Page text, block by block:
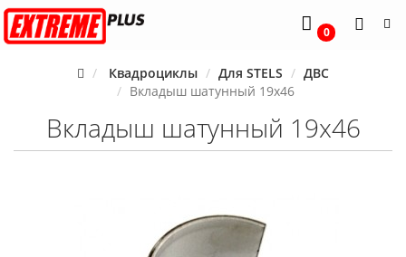
0
Квадроциклы Для STELS
ДВС
Вкладыш шатунный 19x46
Вкладыш шатунный 19x46